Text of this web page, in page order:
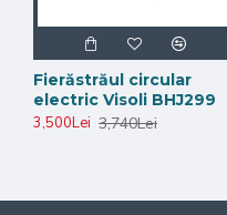
Fierăstrăul circular
electric Visoli BHJ299
3,500Lei 3,740Lei